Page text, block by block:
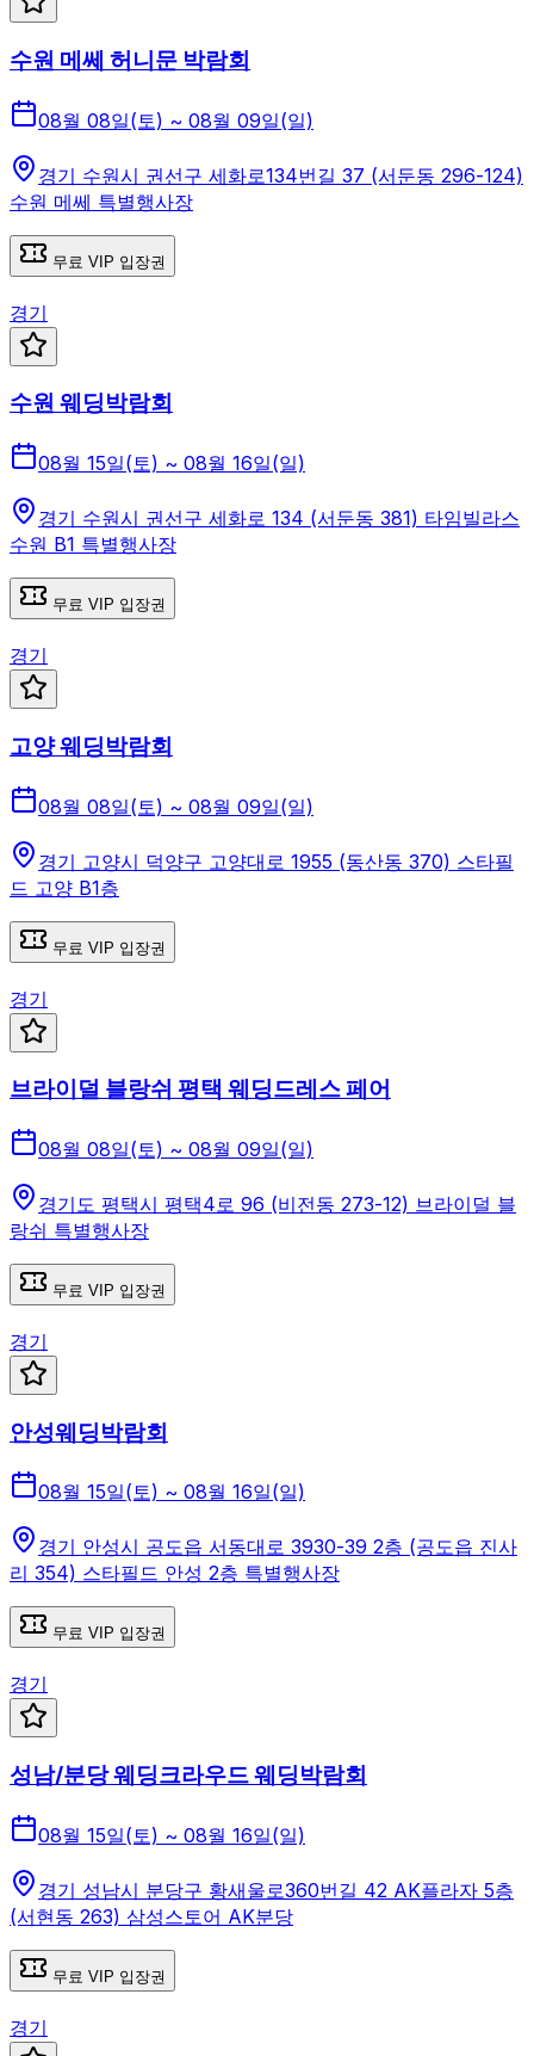
수원 메쎄 허니문 박람회
08월 08일(토) ~ 08월 09일(일)
경기 수원시 권선구 세화로134번길 37 (서둔동 296-124)
수원 메쎄 특별행사장
무료 VIP 입장권
경기
수원 웨딩박람회
08월 15일(토) ~ 08월 16일(일)
경기 수원시 권선구 세화로 134 (서둔동 381) 타임빌라스
수원 B1 특별행사장
무료 VIP 입장권
경기
고양 웨딩박람회
08월 08일(토) ~ 08월 09일(일)
경기 고양시 덕양구 고양대로 1955 (동산동 370) 스타필
드 고양 B1층
무료 VIP 입장권
경기
브라이덜 블랑쉬 평택 웨딩드레스 페어
08월 08일(토) ~ 08월 09일(일)
경기도 평택시 평택4로 96 (비전동 273-12) 브라이덜 블
랑쉬 특별행사장
무료 VIP 입장권
경기
안성웨딩박람회
08월 15일(토) ~ 08월 16일(일)
경기 안성시 공도읍 서동대로 3930-39 2층 (공도읍 진사
리 354) 스타필드 안성 2층 특별행사장
무료 VIP 입장권
경기
성남/분당 웨딩크라우드 웨딩박람회
08월 15일(토) ~ 08월 16일(일)
경기 성남시 분당구 황새울로360번길 42 AK플라자 5층
(서현동 263) 삼성스토어 AK분당
무료 VIP 입장권
경기